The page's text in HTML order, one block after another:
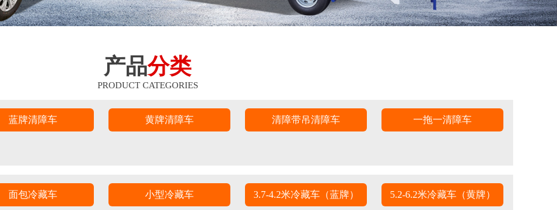
产品分类
PRODUCT CATEGORIES
蓝牌清障车 黄牌清障车 清障带吊清障车 一拖一清障车
面包冷藏车 小型冷藏车 3.7-4.2米冷藏车（蓝牌） 5.2-6.2米冷藏车（黄牌）